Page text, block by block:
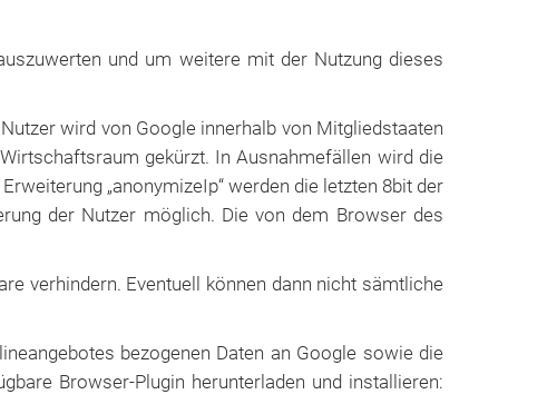
und um weitere mit der Nutzung dieses
wird von Google innerhalb von Mitgliedstaaten
gekürzt. In Ausnahmefällen wird die
„anonymizeIp“ werden die letzten 8bit der
der Nutzer möglich. Die von dem Browser des
verhindern. Eventuell können dann nicht sämtliche
bezogenen Daten an Google sowie die
Browser-Plugin herunterladen und installieren: